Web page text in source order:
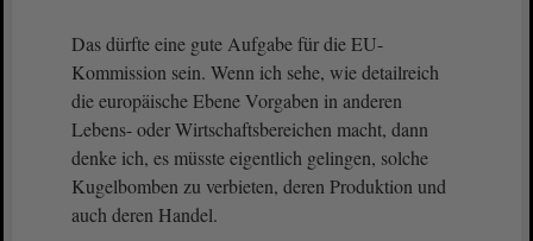
Das dürfte eine gute Aufgabe für die EU-
Kommission sein. Wenn ich sehe, wie detailreich
die europäische Ebene Vorgaben in anderen
Lebens- oder Wirtschaftsbereichen macht, dann
denke ich, es müsste eigentlich gelingen, solche
Kugelbomben zu verbieten, deren Produktion und
auch deren Handel.